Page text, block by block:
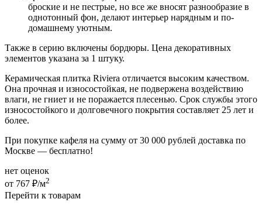
броские и не пестрые, но все же вносят разнообразие в
однотонный фон, делают интерьер нарядным и по-
домашнему уютным.
Также в серию включены бордюры. Цена декоративных
элементов указана за 1 штуку.
Керамическая плитка Riviera отличается высоким качеством.
Она прочная и износостойкая, не подвержена воздействию
влаги, не гниет и не поражается плесенью. Срок службы этого
износостойкого и долговечного покрытия составляет 25 лет и
более.
При покупке кафеля на сумму от 30 000 рублей доставка по
Москве — бесплатно!
нет оценок
от 767 ₽/м2
Перейти к товарам